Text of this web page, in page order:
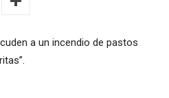
a un incendio de pastos